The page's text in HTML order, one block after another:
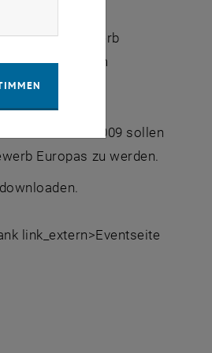
League im
acht. Ab 2009 sollen
Europas zu werden.
link_extern>Eventseite